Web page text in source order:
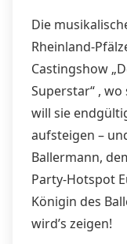
Die
Rheinland-
Castingshow
Superstar“ , wo
will sie
aufsteigen –
Ballermann,
Party-Hotspot
Königin des
wird’s zeigen!